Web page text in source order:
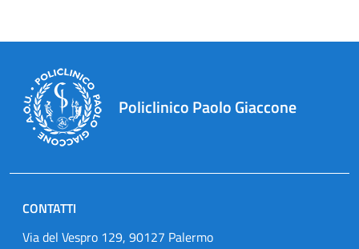
Policlinico Paolo Giaccone
CONTATTI
Via del Vespro 129, 90127 Palermo